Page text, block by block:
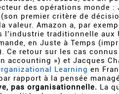
des opérations monde
premier critère de
valeur. Amazon a, par
l’industrie traditionnelle aux
en Juste à Temps
Ce retour sur les cas
accounting ») et Jacques
Learning en
rapport à la pensée
pas organisationnelle. La